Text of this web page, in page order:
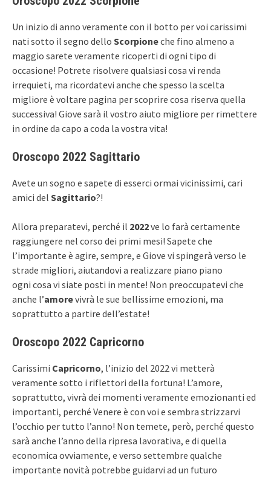
Un inizio di anno veramente con il botto per voi carissimi
nati sotto il segno dello Scorpioneche fino almeno a
maggio sarete veramente ricoperti di ogni tipo di
occasione! Potrete risolvere qualsiasi cosa vi renda
irrequieti, ma ricordatevi anche che spesso la scelta
migliore è voltare pagina per scoprire cosa riserva quella
successiva! Giove sarà il vostro aiuto migliore per rimettere
in ordine da capo a coda la vostra vita!
Oroscopo 2022 Sagittario
Avete un sogno e sapete di esserci ormai vicinissimi, cari
amici del Sagittario?!
Allora preparatevi, perché il 2022ve lo farà certamente
raggiungere nel corso dei primi mesi! Sapete che
l’importante è agire, sempre, e Giove vi spingerà verso le
strade migliori, aiutandovi a realizzare piano piano
ogni cosa vi siate posti in mente! Non preoccupatevi che
anche l’amorevivrà le sue bellissime emozioni, ma
soprattutto a partire dell’estate!
Oroscopo 2022 Capricorno
Carissimi Capricorno, l’inizio del 2022 vi metterà
veramente sotto i riflettori della fortuna! L’amore,
soprattutto, vivrà dei momenti veramente emozionanti ed
importanti, perché Venere è con voi e sembra strizzarvi
l’occhio per tutto l’anno! Non temete, però, perché questo
sarà anche l’anno della ripresa lavorativa, e di quella
economica ovviamente, e verso settembre qualche
importante novità potrebbe guidarvi ad un futuro